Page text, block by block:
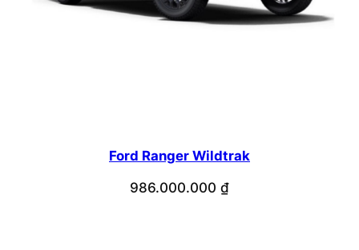
Ford Ranger Wildtrak
986.000.000 ₫